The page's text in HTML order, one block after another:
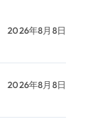
2026年8月8日
2026年8月8日